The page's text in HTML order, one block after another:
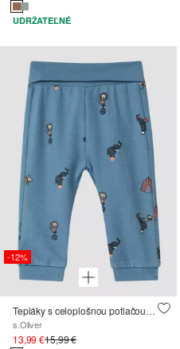
UDRŽATEĽNÉ
-12%
Tepláky s celoplošnou potlačou z textúrovaného džerseja
s.Oliver
13,99 €15,99 €